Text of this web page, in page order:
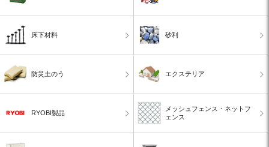
床下材料 砂利
防災土のう エクステリア
RYOBI製品
メッシュフェンス・ネットフ
ェンス